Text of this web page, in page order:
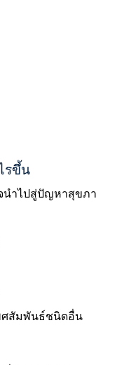
รขึ้น
นำไปสู่ปัญหาสุขภา
ศสัมพันธ์ชนิดอื่น